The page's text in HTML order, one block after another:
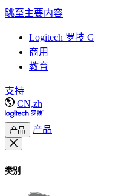
跳至主要内容
Logitech 罗技 G
商用
教育
支持
CN,zh
产品 产品
类别